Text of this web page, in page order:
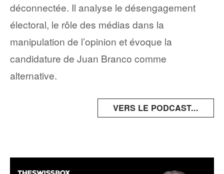
déconnectée. Il analyse le désengagement
électoral, le rôle des médias dans la
manipulation de l’opinion et évoque la
candidature de Juan Branco comme
alternative.
VERS LE PODCAST...